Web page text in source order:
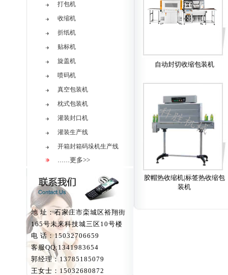
打包机
收缩机
折纸机
贴标机
旋盖机
喷码机
真空包装机
枕式包装机
灌装封口机
灌装生产线
开箱封箱码垛机生产线
……更多>>
地 址：石家庄市栾城区裕翔街
165号未来科技城三区10号楼
电 话：15032706659
客服QQ:1341983654
郭经理：13785185079
王女士：15032680872
自动封切收缩包装机
胶帽热收缩机|标签热收缩包
装机